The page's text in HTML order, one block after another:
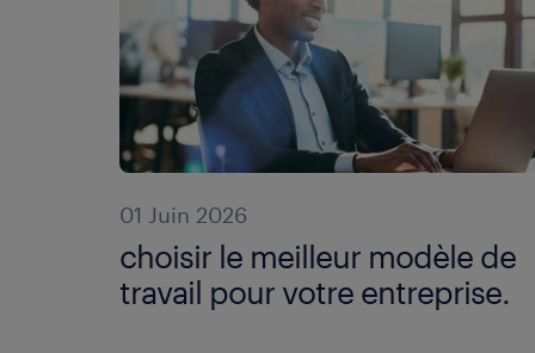
01 Juin 2026
choisir le meilleur modèle de
travail pour votre entreprise.